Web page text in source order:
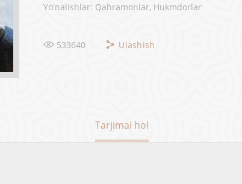
Yo'nalishlar: Qahramonlar, Hukmdorlar
533640 Ulashish
Tarjimai hol